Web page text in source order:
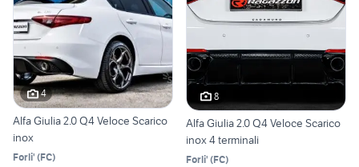
4
Alfa Giulia 2.0 Q4 Veloce Scarico
inox
Forli' (FC)
8
Alfa Giulia 2.0 Q4 Veloce Scarico
inox 4 terminali
Forli' (FC)